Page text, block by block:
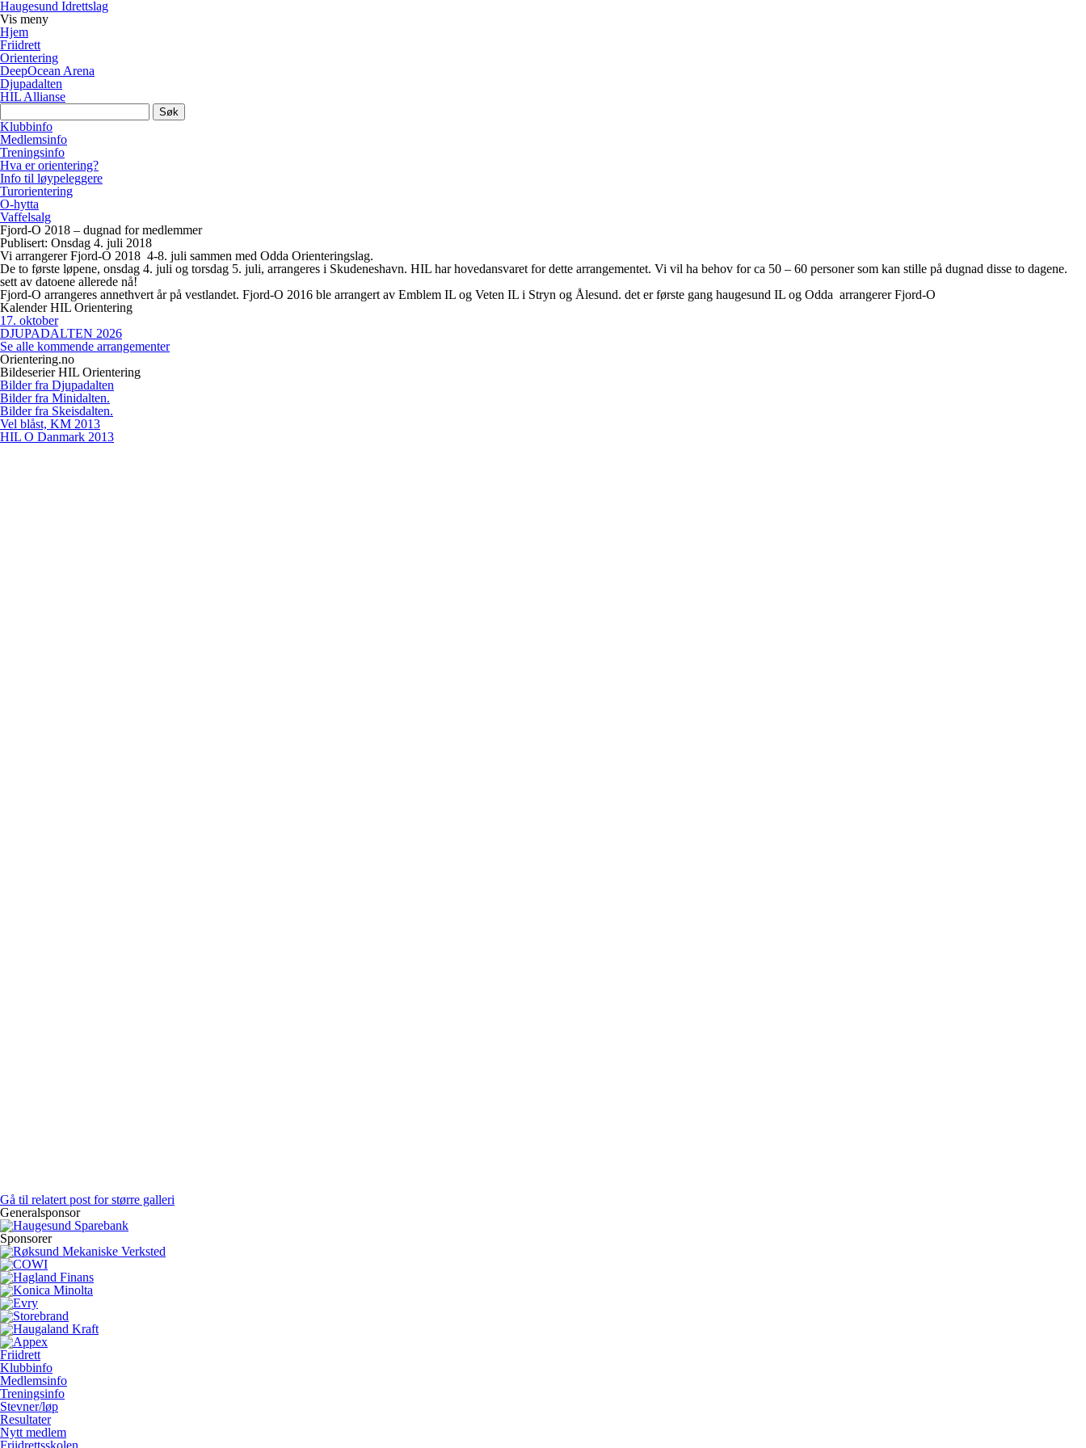
Haugesund Idrettslag
Vis meny
Hjem
Friidrett
Orientering
DeepOcean Arena
Djupadalten
HIL Allianse
Søk
etter:
Klubbinfo
Medlemsinfo
Treningsinfo
Hva er orientering?
Info til løypeleggere
Turorientering
O-hytta
Vaffelsalg
Fjord-O 2018 – dugnad for medlemmer
Publisert: Onsdag 4. juli 2018
Vi arrangerer Fjord-O 2018 4-8. juli sammen med Odda Orienteringslag.
De to første løpene, onsdag 4. juli og torsdag 5. juli, arrangeres i Skudeneshavn. HIL har hovedansvaret for dette arrangementet. Vi vil ha behov for ca 50 – 60 personer som kan stille på dugnad disse to dagene.
sett av datoene allerede nå!
Fjord-O arrangeres annethvert år på vestlandet. Fjord-O 2016 ble arrangert av Emblem IL og Veten IL i Stryn og Ålesund. det er første gang haugesund IL og Odda arrangerer Fjord-O
Kalender HIL Orientering
17. oktober
DJUPADALTEN 2026
Se alle kommende arrangementer
Orientering.no
Bildeserier HIL Orientering
Bilder fra Djupadalten
Bilder fra Minidalten.
Bilder fra Skeisdalten.
Vel blåst, KM 2013
HIL O Danmark 2013
Gå til relatert post for større galleri
Generalsponsor
Sponsorer
Friidrett
Klubbinfo
Medlemsinfo
Treningsinfo
Stevner/løp
Resultater
Nytt medlem
Friidrettsskolen